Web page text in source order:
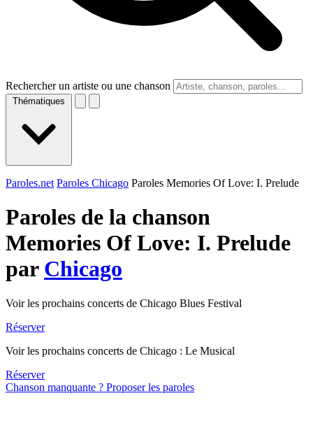
Rechercher un artiste ou une chanson
Thématiques
Paroles.net Paroles Chicago Paroles Memories Of Love: I. Prelude
Paroles de la chanson
Memories Of Love: I. Prelude
par Chicago
Voir les prochains concerts de Chicago Blues Festival
Réserver
Voir les prochains concerts de Chicago : Le Musical
Réserver
Chanson manquante ? Proposer les paroles